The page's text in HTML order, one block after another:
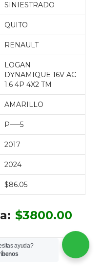
SINIESTRADO
QUITO
RENAULT
LOGAN
DYNAMIQUE 16V AC
1.6 4P 4X2 TM
AMARILLO
P—–5
2017
2024
$86.05
$3800.00
ayuda?